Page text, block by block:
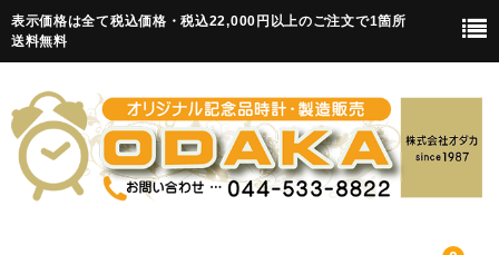
表示価格は全て税込価格・税込22,000円以上のご注文で1箇所
送料無料